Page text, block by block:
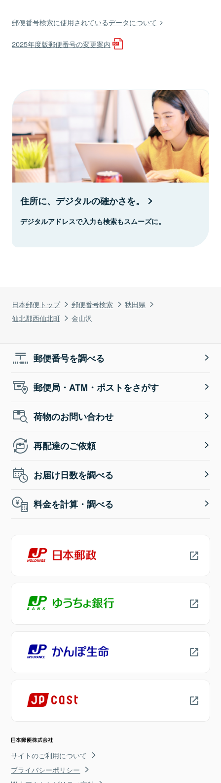
日本郵便トップ 郵便番号検索
秋田県
仙北郡西仙北町
金山沢
郵便番号検索に使用されているデータについて
2025年度版郵便番号の変更案内
住所に、デジタルの確かさを。
デジタルアドレスで入力も検索もスムーズに。
郵便番号を調べる
郵便局・ATM・ポストをさがす
荷物のお問い合わせ
再配達のご依頼
お届け日数を調べる
料金を計算・調べる
サイトのご利用について
プライバシーポリシー